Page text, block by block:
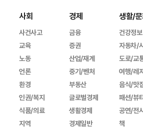
사회
사건사고
교육
노동
언론
환경
인권/복지
식품/의료
지역
경제
금융
증권
산업/재계
중기/벤처
부동산
글로벌경제
생활경제
경제일반
생활/
건강정보
자동차/
도로/교
여행/레
음식/맛
패션/뷰
공연/전
책